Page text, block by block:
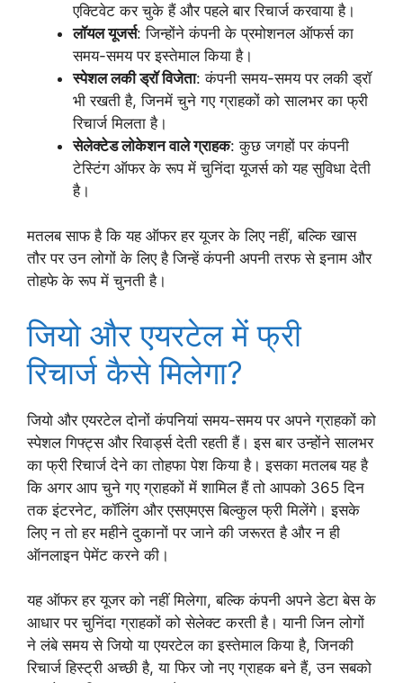
एक्टिवेट कर चुके हैं और पहले बार रिचार्ज करवाया है।
लॉयल यूजर्स: जिन्होंने कंपनी के प्रमोशनल ऑफर्स का
समय-समय पर इस्तेमाल किया है।
स्पेशल लकी ड्रॉ विजेता: कंपनी समय-समय पर लकी ड्रॉ
भी रखती है, जिनमें चुने गए ग्राहकों को सालभर का फ्री
रिचार्ज मिलता है।
सेलेक्टेड लोकेशन वाले ग्राहक: कुछ जगहों पर कंपनी
टेस्टिंग ऑफर के रूप में चुनिंदा यूजर्स को यह सुविधा देती
है।
मतलब साफ है कि यह ऑफर हर यूजर के लिए नहीं, बल्कि खास
तौर पर उन लोगों के लिए है जिन्हें कंपनी अपनी तरफ से इनाम और
तोहफे के रूप में चुनती है।
जियो और एयरटेल में फ्री
रिचार्ज कैसे मिलेगा?
जियो और एयरटेल दोनों कंपनियां समय-समय पर अपने ग्राहकों को
स्पेशल गिफ्ट्स और रिवार्ड्स देती रहती हैं। इस बार उन्होंने सालभर
का फ्री रिचार्ज देने का तोहफा पेश किया है। इसका मतलब यह है
कि अगर आप चुने गए ग्राहकों में शामिल हैं तो आपको 365 दिन
तक इंटरनेट, कॉलिंग और एसएमएस बिल्कुल फ्री मिलेंगे। इसके
लिए न तो हर महीने दुकानों पर जाने की जरूरत है और न ही
ऑनलाइन पेमेंट करने की।
यह ऑफर हर यूजर को नहीं मिलेगा, बल्कि कंपनी अपने डेटा बेस के
आधार पर चुनिंदा ग्राहकों को सेलेक्ट करती है। यानी जिन लोगों
ने लंबे समय से जियो या एयरटेल का इस्तेमाल किया है, जिनकी
रिचार्ज हिस्ट्री अच्छी है, या फिर जो नए ग्राहक बने हैं, उन सबको